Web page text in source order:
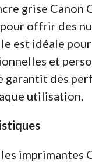
grise Canon
offrir des
est idéale
et
garantit des
utilisation.
imprimantes